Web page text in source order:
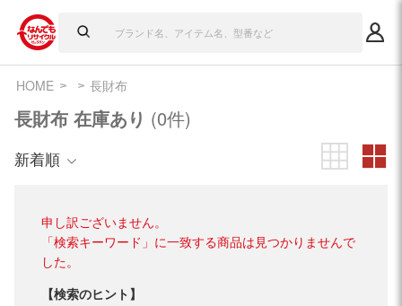
HOME 長財布
長財布 在庫あり (0件)
新着順
申し訳ございません。
「検索キーワード」に一致する商品は見つかりませんで
した。
【検索のヒント】